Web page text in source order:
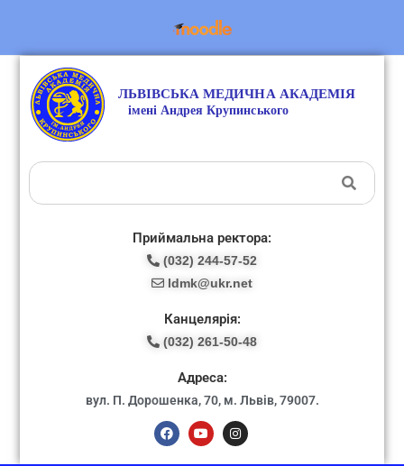
Приймальна ректора:
(032) 244-57-52
ldmk@ukr.net
Канцелярія:
(032) 261-50-48
Адреса:
вул. П. Дорошенка, 70, м. Львів, 79007.